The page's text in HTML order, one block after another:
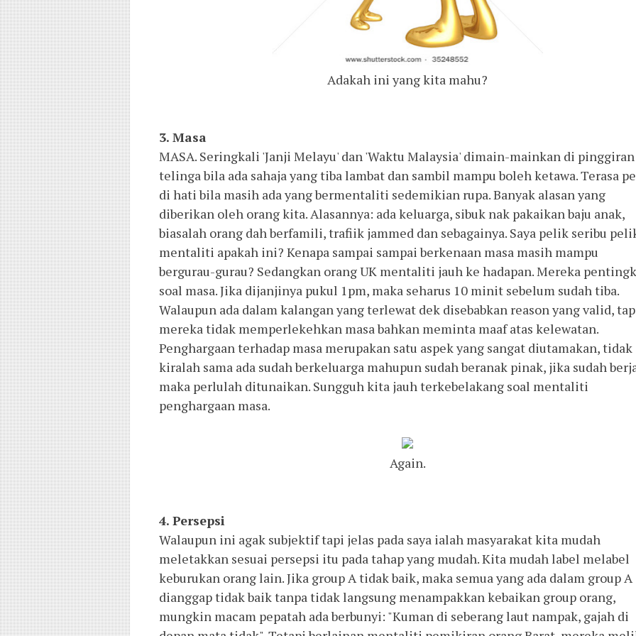
Adakah ini yang kita mahu?
3. Masa
MASA. Seringkali 'Janji Melayu' dan 'Waktu Malaysia' dimain-mainkan di pinggiran
telinga bila ada sahaja yang tiba lambat dan sambil mampu boleh ketawa. Terasa
di hati bila masih ada yang bermentaliti sedemikian rupa. Banyak alasan yang
diberikan oleh orang kita. Alasannya: ada keluarga, sibuk nak pakaikan baju anak,
biasalah orang dah berfamili, trafiik jammed dan sebagainya. Saya pelik seribu
mentaliti apakah ini? Kenapa sampai sampai berkenaan masa masih mampu
bergurau-gurau? Sedangkan orang UK mentaliti jauh ke hadapan. Mereka
soal masa. Jika dijanjinya pukul 1pm, maka seharus 10 minit sebelum sudah tiba.
Walaupun ada dalam kalangan yang terlewat dek disebabkan reason yang valid,
mereka tidak memperlekehkan masa bahkan meminta maaf atas kelewatan.
Penghargaan terhadap masa merupakan satu aspek yang sangat diutamakan, tidak
kiralah sama ada sudah berkeluarga mahupun sudah beranak pinak, jika sudah
maka perlulah ditunaikan. Sungguh kita jauh terkebelakang soal mentaliti
penghargaan masa.
Again.
4. Persepsi
Walaupun ini agak subjektif tapi jelas pada saya ialah masyarakat kita mudah
meletakkan sesuai persepsi itu pada tahap yang mudah. Kita mudah label melabel
keburukan orang lain. Jika group A tidak baik, maka semua yang ada dalam group A
dianggap tidak baik tanpa tidak langsung menampakkan kebaikan group orang,
mungkin macam pepatah ada berbunyi: "Kuman di seberang laut nampak, gajah di